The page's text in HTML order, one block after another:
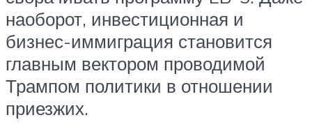
наоборот, инвестиционная и
бизнес-иммиграция становится
главным вектором проводимой
Трампом политики в отношении
приезжих.